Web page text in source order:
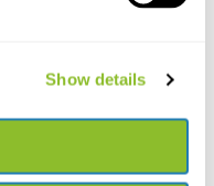
Show details